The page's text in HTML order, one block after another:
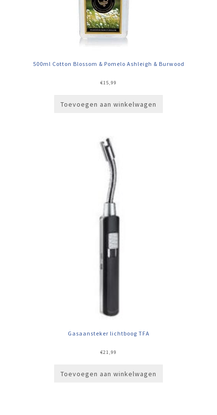
500ml Cotton Blossom & Pomelo Ashleigh & Burwood
€15,99
Toevoegen aan winkelwagen
Gasaansteker lichtboog TFA
€21,99
Toevoegen aan winkelwagen